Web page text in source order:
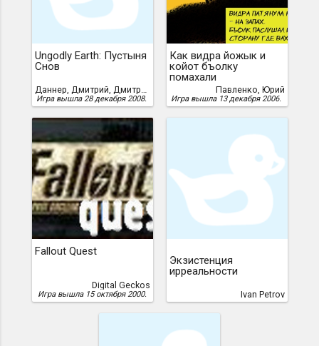
Ungodly Earth: Пустыня
Снов
Даннер, Дмитрий, Дмитрий Даннер
Игра вышла 28 декабря 2008.
Как видра йожык и
койот бъолку
помахали
Павленко, Юрий
Игра вышла 13 декабря 2006.
Fallout Quest
Digital Geckos
Игра вышла 15 октября 2000.
Экзистенция
ирреальности
Ivan Petrov